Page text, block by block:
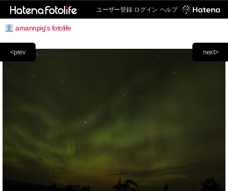
ユーザー登録 ログイン ヘルプ
amannpig's fotolife
next>
<prev